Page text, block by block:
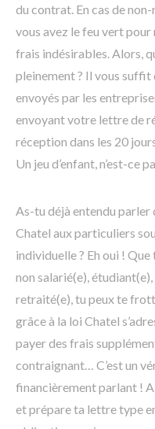
du contrat. En cas de
vous avez le feu vert
frais indésirables. Alors,
pleinement ? Il vous suffit
envoyés par les
envoyant votre lettre de
réception dans les 20
Un jeu d’enfant, n’est-ce
As-tu déjà entendu
Chatel aux particuliers
individuelle ? Eh oui !
non salarié(e),
retraité(e), tu peux te
grâce à la loi Chatel
payer des frais
contraignant… C’est un
financièrement parlant !
et prépare ta lettre type